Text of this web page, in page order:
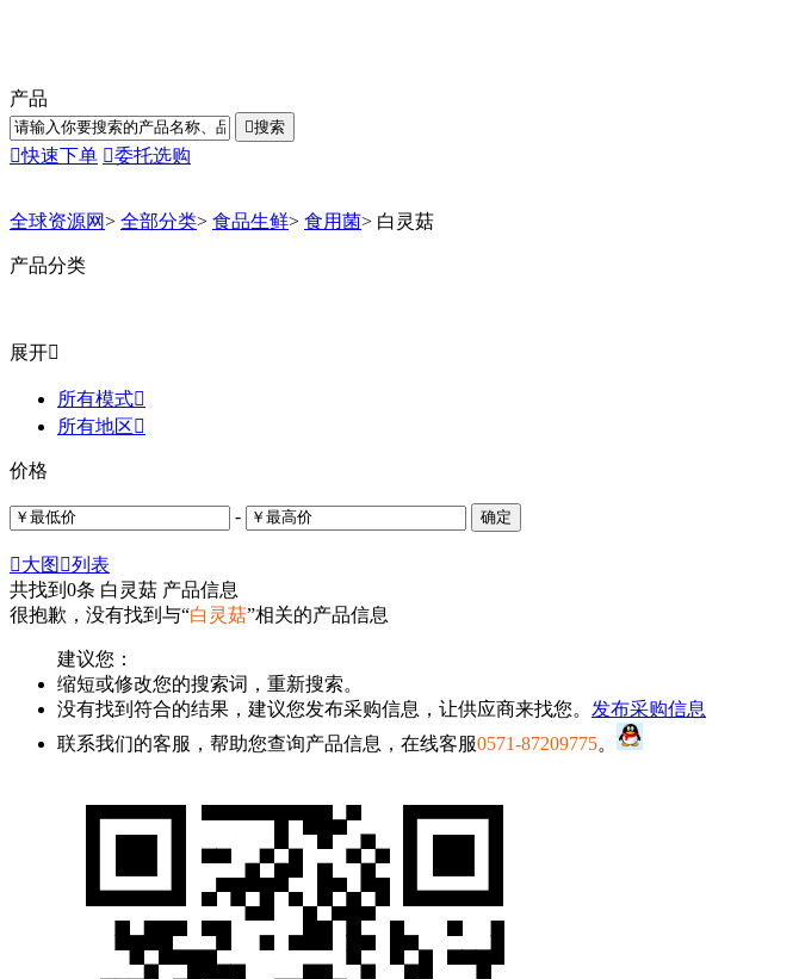
产品
搜索
快速下单 委托选购
全球资源网> 全部分类> 食品生鲜> 食用菌> 白灵菇
产品分类
展开
所有模式
所有地区
价格
- 确定
大图 列表
共找到 0条 白灵菇 产品信息
很抱歉，没有找到与“白灵菇”相关的产品信息
建议您：
缩短或修改您的搜索词，重新搜索。
没有找到符合的结果，建议您发布采购信息，让供应商来找您。 发布采购信息
联系我们的客服，帮助您查询产品信息，在线客服0571-87209775。